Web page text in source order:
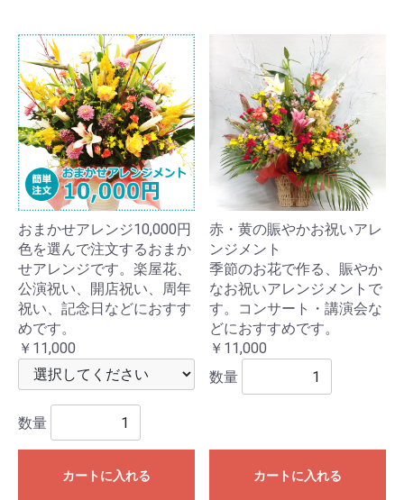
おまかせアレンジ10,000円
色を選んで注文するおまか
せアレンジです。楽屋花、
公演祝い、開店祝い、周年
祝い、記念日などにおすす
めです。
￥11,000
数量
カートに入れる
赤・黄の賑やかお祝いアレ
ンジメント
季節のお花で作る、賑やか
なお祝いアレンジメントで
す。コンサート・講演会な
どにおすすめです。
￥11,000
数量
カートに入れる